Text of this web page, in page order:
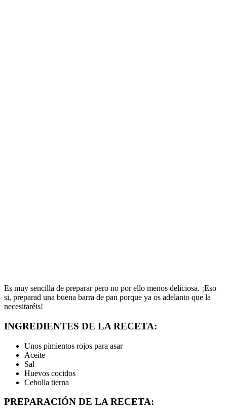
Es muy sencilla de preparar pero no por ello menos deliciosa. ¡Eso
si, preparad una buena barra de pan porque ya os adelanto que la
necesitaréis!
INGREDIENTES DE LA RECETA:
Unos pimientos rojos para asar
Aceite
Sal
Huevos cocidos
Cebolla tierna
PREPARACIÓN DE LA RECETA: